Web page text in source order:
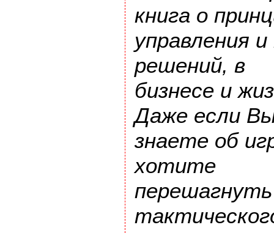
книга о
управления
решений, в
бизнесе и
Даже если
знаете об
хотите